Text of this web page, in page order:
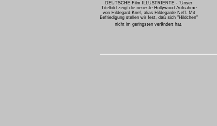
DEUTSCHE Film ILLUSTRIERTE - "Unser
Titelbild zeigt die neueste Hollywood-Aufnahme
von Hildegard Knef, alias Hildegarde Neff. Mit
Befriedigung stellen wir fest, daß sich "Hildchen"
nicht im geringsten verändert hat.